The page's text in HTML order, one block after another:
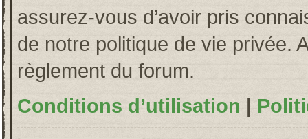
assurez-vous d’avoir pris
de notre politique de vie privée.
règlement du forum.
Conditions d’utilisation |